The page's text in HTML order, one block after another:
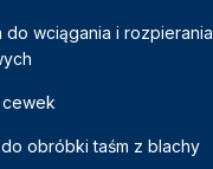
do wciągania i rozpierania
do ​​obróbki taśm z blachy